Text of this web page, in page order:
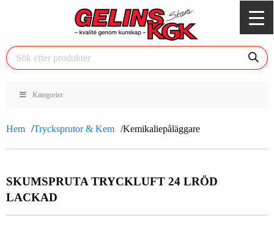
Kategorier
Hem Trycksprutor & Kem Kemikaliepåläggare
SKUMSPRUTA TRYCKLUFT 24 LRÖD
LACKAD